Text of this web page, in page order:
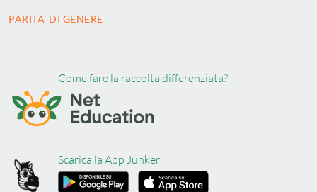
PARITA' DI GENERE
Come fare la raccolta differenziata?
Scarica la App Junker